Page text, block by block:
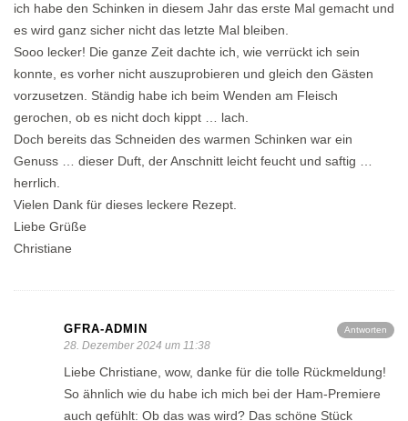
ich habe den Schinken in diesem Jahr das erste Mal gemacht und
es wird ganz sicher nicht das letzte Mal bleiben.
Sooo lecker! Die ganze Zeit dachte ich, wie verrückt ich sein
konnte, es vorher nicht auszuprobieren und gleich den Gästen
vorzusetzen. Ständig habe ich beim Wenden am Fleisch
gerochen, ob es nicht doch kippt … lach.
Doch bereits das Schneiden des warmen Schinken war ein
Genuss … dieser Duft, der Anschnitt leicht feucht und saftig …
herrlich.
Vielen Dank für dieses leckere Rezept.
Liebe Grüße
Christiane
Antworten
GFRA-ADMIN
28. Dezember 2024 um 11:38
Liebe Christiane, wow, danke für die tolle Rückmeldung!
So ähnlich wie du habe ich mich bei der Ham-Premiere
auch gefühlt: Ob das was wird? Das schöne Stück